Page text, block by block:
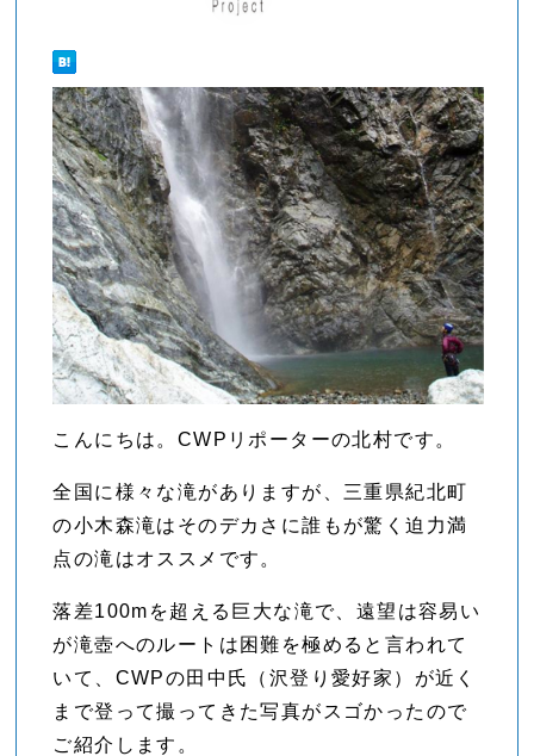
こんにちは。CWPリポーターの北村です。
全国に様々な滝がありますが、三重県紀北町
の小木森滝はそのデカさに誰もが驚く迫力満
点の滝はオススメです。
落差100mを超える巨大な滝で、遠望は容易い
が滝壺へのルートは困難を極めると言われて
いて、CWPの田中氏（沢登り愛好家）が近く
まで登って撮ってきた写真がスゴかったので
ご紹介します。